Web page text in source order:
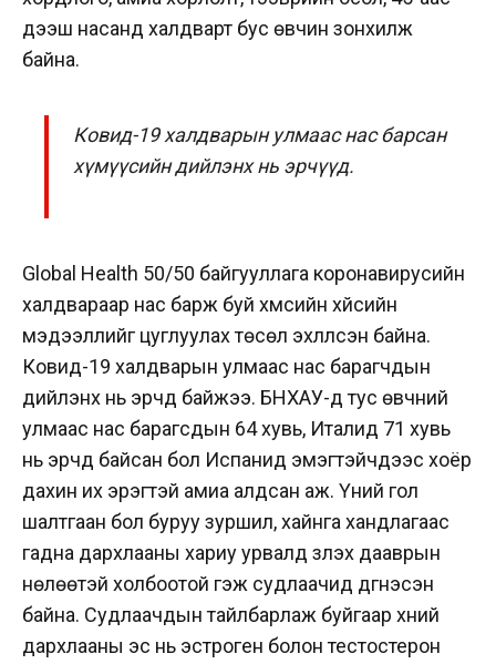
дээш насанд халдварт бус өвчин зонхилж
байна.
Ковид-19 халдварын улмаас нас барсан
хүмүүсийн дийлэнх нь эрчүүд.
Global Health 50/50 байгууллага коронавирусийн
халдвараар нас барж буй хүмүүсийн хүйсийн
мэдээллийг цуглуулах төсөл эхлүүлсэн байна.
Ковид-19 халдварын улмаас нас барагчдын
дийлэнх нь эрчүүд байжээ. БНХАУ-д тус өвчний
улмаас нас барагсдын 64 хувь, Италид 71 хувь
нь эрчүүд байсан бол Испанид эмэгтэйчүүдээс хоёр
дахин их эрэгтэй амиа алдсан аж. Үүний гол
шалтгаан бол буруу зуршил, хайнга хандлагаас
гадна дархлааны хариу урвалд үзүүлэх дааврын
нөлөөтэй холбоотой гэж судлаачид дүгнэсэн
байна. Судлаачдын тайлбарлаж буйгаар хүний
дархлааны эс нь эстроген болон тестостерон